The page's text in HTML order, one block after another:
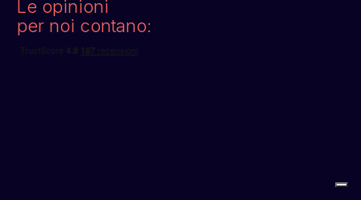
Le opinioni
per noi contano: